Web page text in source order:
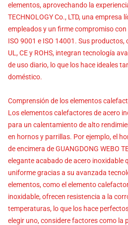
elementos, aprovechando la
TECHNOLOGY Co., LTD, una empresa
empleados y un firme compromiso
ISO 9001 e ISO 14001. Sus productos,
UL, CE y ROHS, integran tecnología
de uso diario, lo que los hace ideales
doméstico.
Comprensión de los elementos
Los elementos calefactores de acero
para un calentamiento de alto
en hornos y parrillas. Por ejemplo, el
de encimera de GUANGDONG WEBO
elegante acabado de acero inoxidable
uniforme gracias a su avanzada
elementos, como el elemento
inoxidable, ofrecen resistencia a la
temperaturas, lo que los hace
elegir uno, considere factores como la